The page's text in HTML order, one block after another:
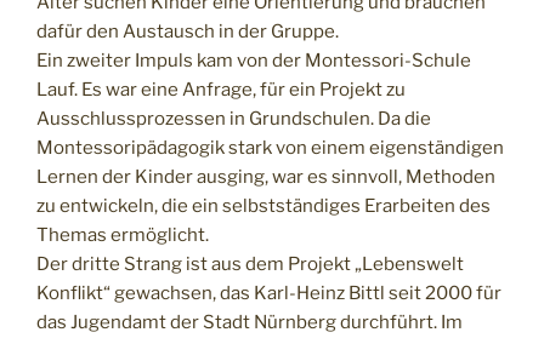
dafür den Austausch in der Gruppe.
Ein zweiter Impuls kam von der Montessori-Schule
Lauf. Es war eine Anfrage, für ein Projekt zu
Ausschlussprozessen in Grundschulen. Da die
Montessoripädagogik stark von einem eigenständigen
Lernen der Kinder ausging, war es sinnvoll, Methoden
zu entwickeln, die ein selbstständiges Erarbeiten des
Themas ermöglicht.
Der dritte Strang ist aus dem Projekt „Lebenswelt
Konflikt“ gewachsen, das Karl-Heinz Bittl seit 2000 für
das Jugendamt der Stadt Nürnberg durchführt. Im